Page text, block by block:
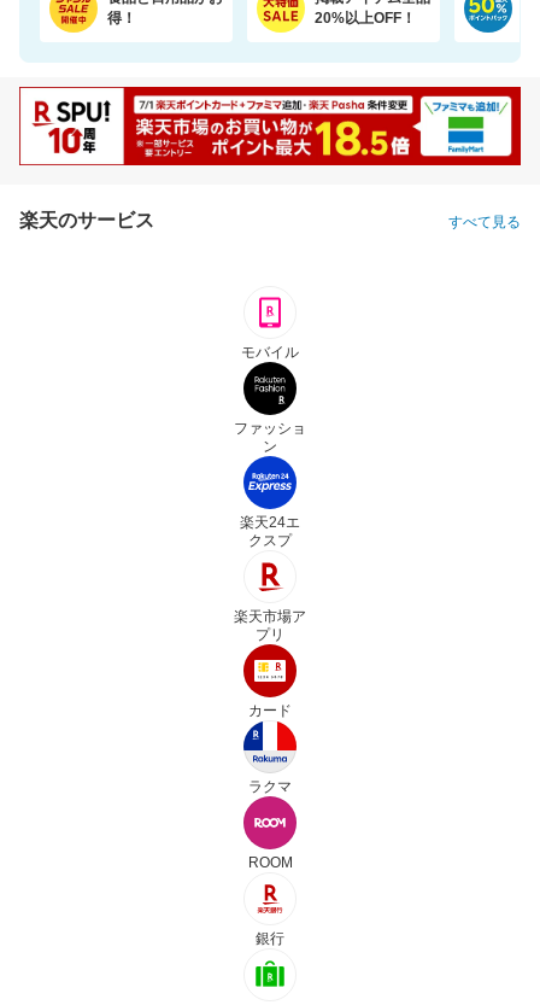
得！
20%以上OFF！
楽天のサービス すべて見る
モバイル
ファッショ
ン
楽天24エ
クスプ
楽天市場ア
プリ
カード
ラクマ
ROOM
銀行